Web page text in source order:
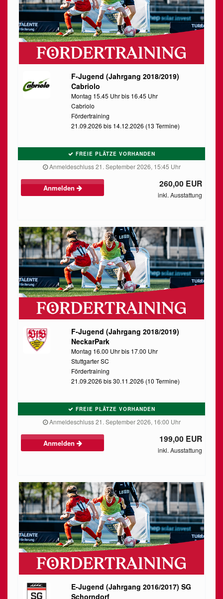
F-Jugend (Jahrgang 2018/2019)
Cabriolo
Montag 15.45 Uhr bis 16.45 Uhr
Cabriolo
Fördertraining
21.09.2026 bis 14.12.2026 (13 Termine)
FREIE PLÄTZE VORHANDEN
Anmeldeschluss 21. September 2026, 15:45 Uhr
Anmelden 260,00 EUR
inkl. Ausstattung
F-Jugend (Jahrgang 2018/2019)
NeckarPark
Montag 16.00 Uhr bis 17.00 Uhr
Stuttgarter SC
Fördertraining
21.09.2026 bis 30.11.2026 (10 Termine)
FREIE PLÄTZE VORHANDEN
Anmeldeschluss 21. September 2026, 16:00 Uhr
Anmelden 199,00 EUR
inkl. Ausstattung
E-Jugend (Jahrgang 2016/2017) SG
Schorndorf